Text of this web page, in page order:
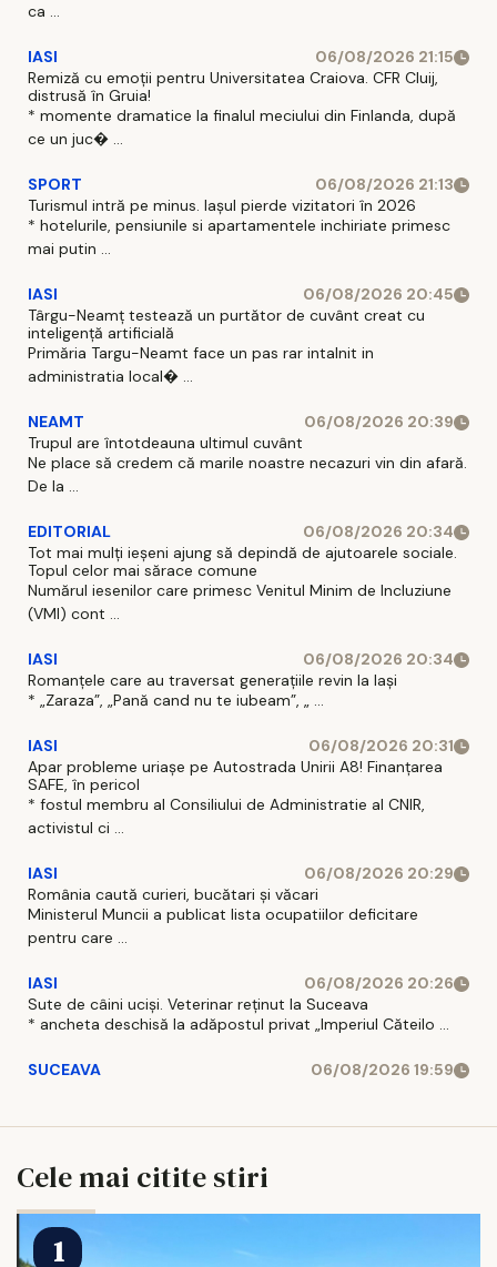
ca ...
IASI
06/08/2026 21:15
Remiză cu emoții pentru Universitatea Craiova. CFR Cluij,
distrusă în Gruia!
* momente dramatice la finalul meciului din Finlanda, după
ce un juc� ...
SPORT
06/08/2026 21:13
Turismul intră pe minus. Iașul pierde vizitatori în 2026
* hotelurile, pensiunile si apartamentele inchiriate primesc
mai putin ...
IASI
06/08/2026 20:45
Târgu-Neamț testează un purtător de cuvânt creat cu
inteligență artificială
Primăria Targu-Neamt face un pas rar intalnit in
administratia local� ...
NEAMT
06/08/2026 20:39
Trupul are întotdeauna ultimul cuvânt
Ne place să credem că marile noastre necazuri vin din afară.
De la ...
EDITORIAL
06/08/2026 20:34
Tot mai mulți ieșeni ajung să depindă de ajutoarele sociale.
Topul celor mai sărace comune
Numărul iesenilor care primesc Venitul Minim de Incluziune
(VMI) cont ...
IASI
06/08/2026 20:34
Romanțele care au traversat generațiile revin la Iași
* „Zaraza”, „Pană cand nu te iubeam”, „ ...
IASI
06/08/2026 20:31
Apar probleme uriașe pe Autostrada Unirii A8! Finanțarea
SAFE, în pericol
* fostul membru al Consiliului de Administratie al CNIR,
activistul ci ...
IASI
06/08/2026 20:29
România caută curieri, bucătari și văcari
Ministerul Muncii a publicat lista ocupatiilor deficitare
pentru care ...
IASI
06/08/2026 20:26
Sute de câini uciși. Veterinar reținut la Suceava
* ancheta deschisă la adăpostul privat „Imperiul Căteilo ...
SUCEAVA 06/08/2026 19:59
Cele mai citite stiri